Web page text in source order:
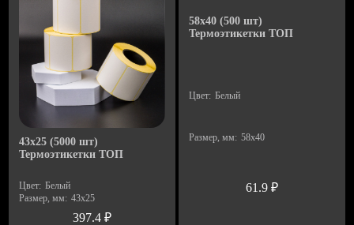
43х25 (5000 шт)
Термоэтикетки ТОП
Цвет: Белый
Размер, мм: 43х25
397.4₽
58x40 (500 шт)
Термоэтикетки ТОП
Цвет: Белый
Размер, мм: 58x40
61.9₽